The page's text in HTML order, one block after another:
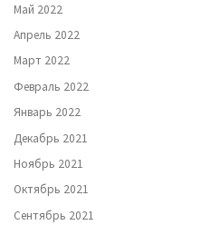
Май 2022
Апрель 2022
Март 2022
Февраль 2022
Январь 2022
Декабрь 2021
Ноябрь 2021
Октябрь 2021
Сентябрь 2021